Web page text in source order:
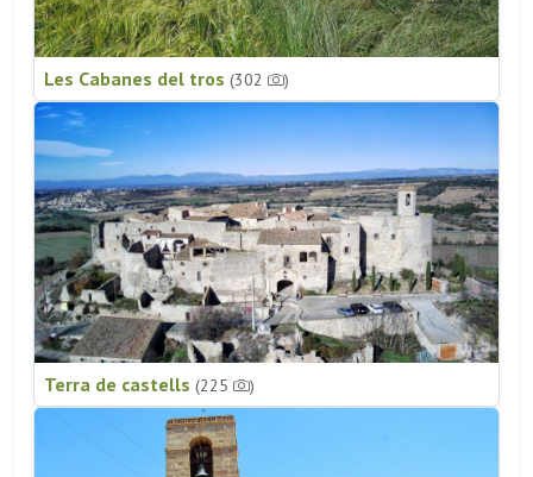
Les Cabanes del tros (302 )
Terra de castells (225 )